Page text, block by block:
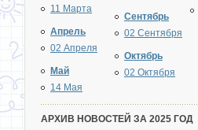
11 Марта
Апрель
02 Апреля
Май
14 Мая
Сентябрь
02 Сентября
Октябрь
02 Октября
АРХИВ НОВОСТЕЙ ЗА 2025 ГОД